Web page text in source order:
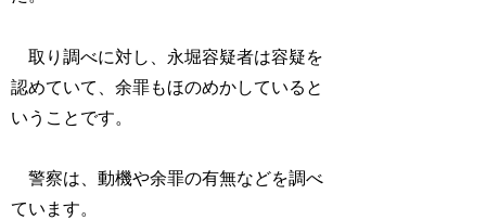
取り調べに対し、永堀容疑者は容疑を
認めていて、余罪もほのめかしていると
いうことです。
警察は、動機や余罪の有無などを調べ
ています。